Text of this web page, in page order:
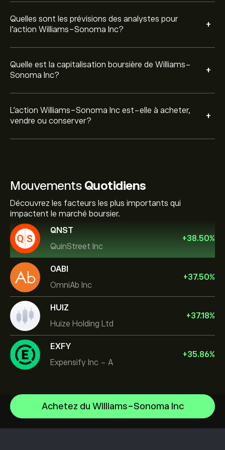
Quelles sont les prévisions des analystes pour
l'action Williams-Sonoma Inc?
+
Quelle est la capitalisation boursière de Williams-
Sonoma Inc?
+
L’action Williams-Sonoma Inc est-elle à acheter,
vendre ou conserver?
+
Mouvements Quotidiens
Découvrez les facteurs les plus importants qui
impactent le marché boursier.
QNST
QuinStreet Inc
+38.50%
OABI
OmniAb Inc
+37.50%
HUIZ
Huize Holding Ltd
+37.18%
EXFY
Expensify Inc - A
+35.86%
Achetez du Williams-Sonoma Inc
NVIDIA Corporation
Centre d’aide